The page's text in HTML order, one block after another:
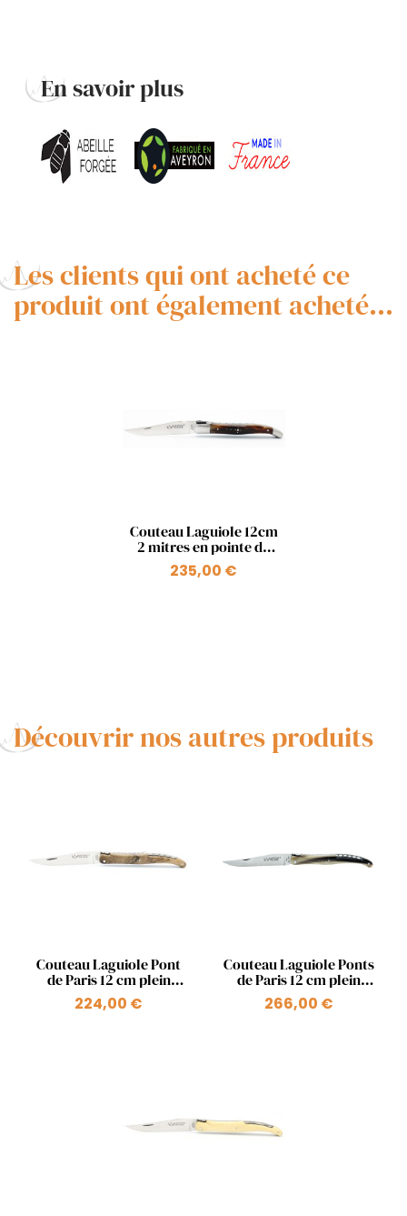
En savoir plus
Les clients qui ont acheté ce
produit ont également acheté...
Aperçu rapide
Couteau Laguiole 12cm
2 mitres en pointe de
corne, Tête de Cerf
235,00 €
Découvrir nos autres produits
Aperçu rapide
+1
Couteau Laguiole Pont
de Paris 12 cm plein
manche en bois ressort
Pont Iéna
224,00 €
Aperçu rapide
Couteau Laguiole Ponts
de Paris 12 cm plein
manche en pointe de
corne ressort Pont des
266,00 €